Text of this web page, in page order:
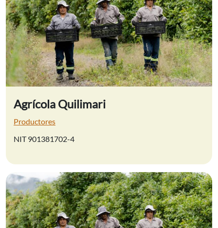
Agrícola Quilimari
Productores
NIT 901381702-4